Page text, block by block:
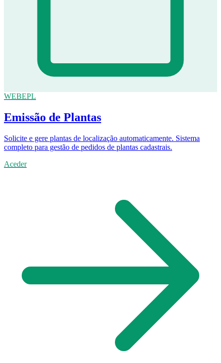
WEBEPL
Emissão de Plantas
Solicite e gere plantas de localização automaticamente. Sistema
completo para gestão de pedidos de plantas cadastrais.
Aceder